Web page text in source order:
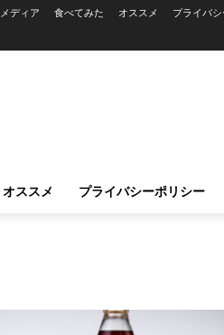
メディア 食べてみた オススメ プライバ
オススメ プライバシーポリシー